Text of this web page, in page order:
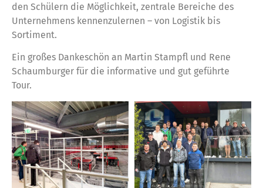
den Schülern die Möglichkeit, zentrale Bereiche des
Unternehmens kennenzulernen – von Logistik bis
Sortiment.
Ein großes Dankeschön an Martin Stampfl und Rene
Schaumburger für die informative und gut geführte
Tour.